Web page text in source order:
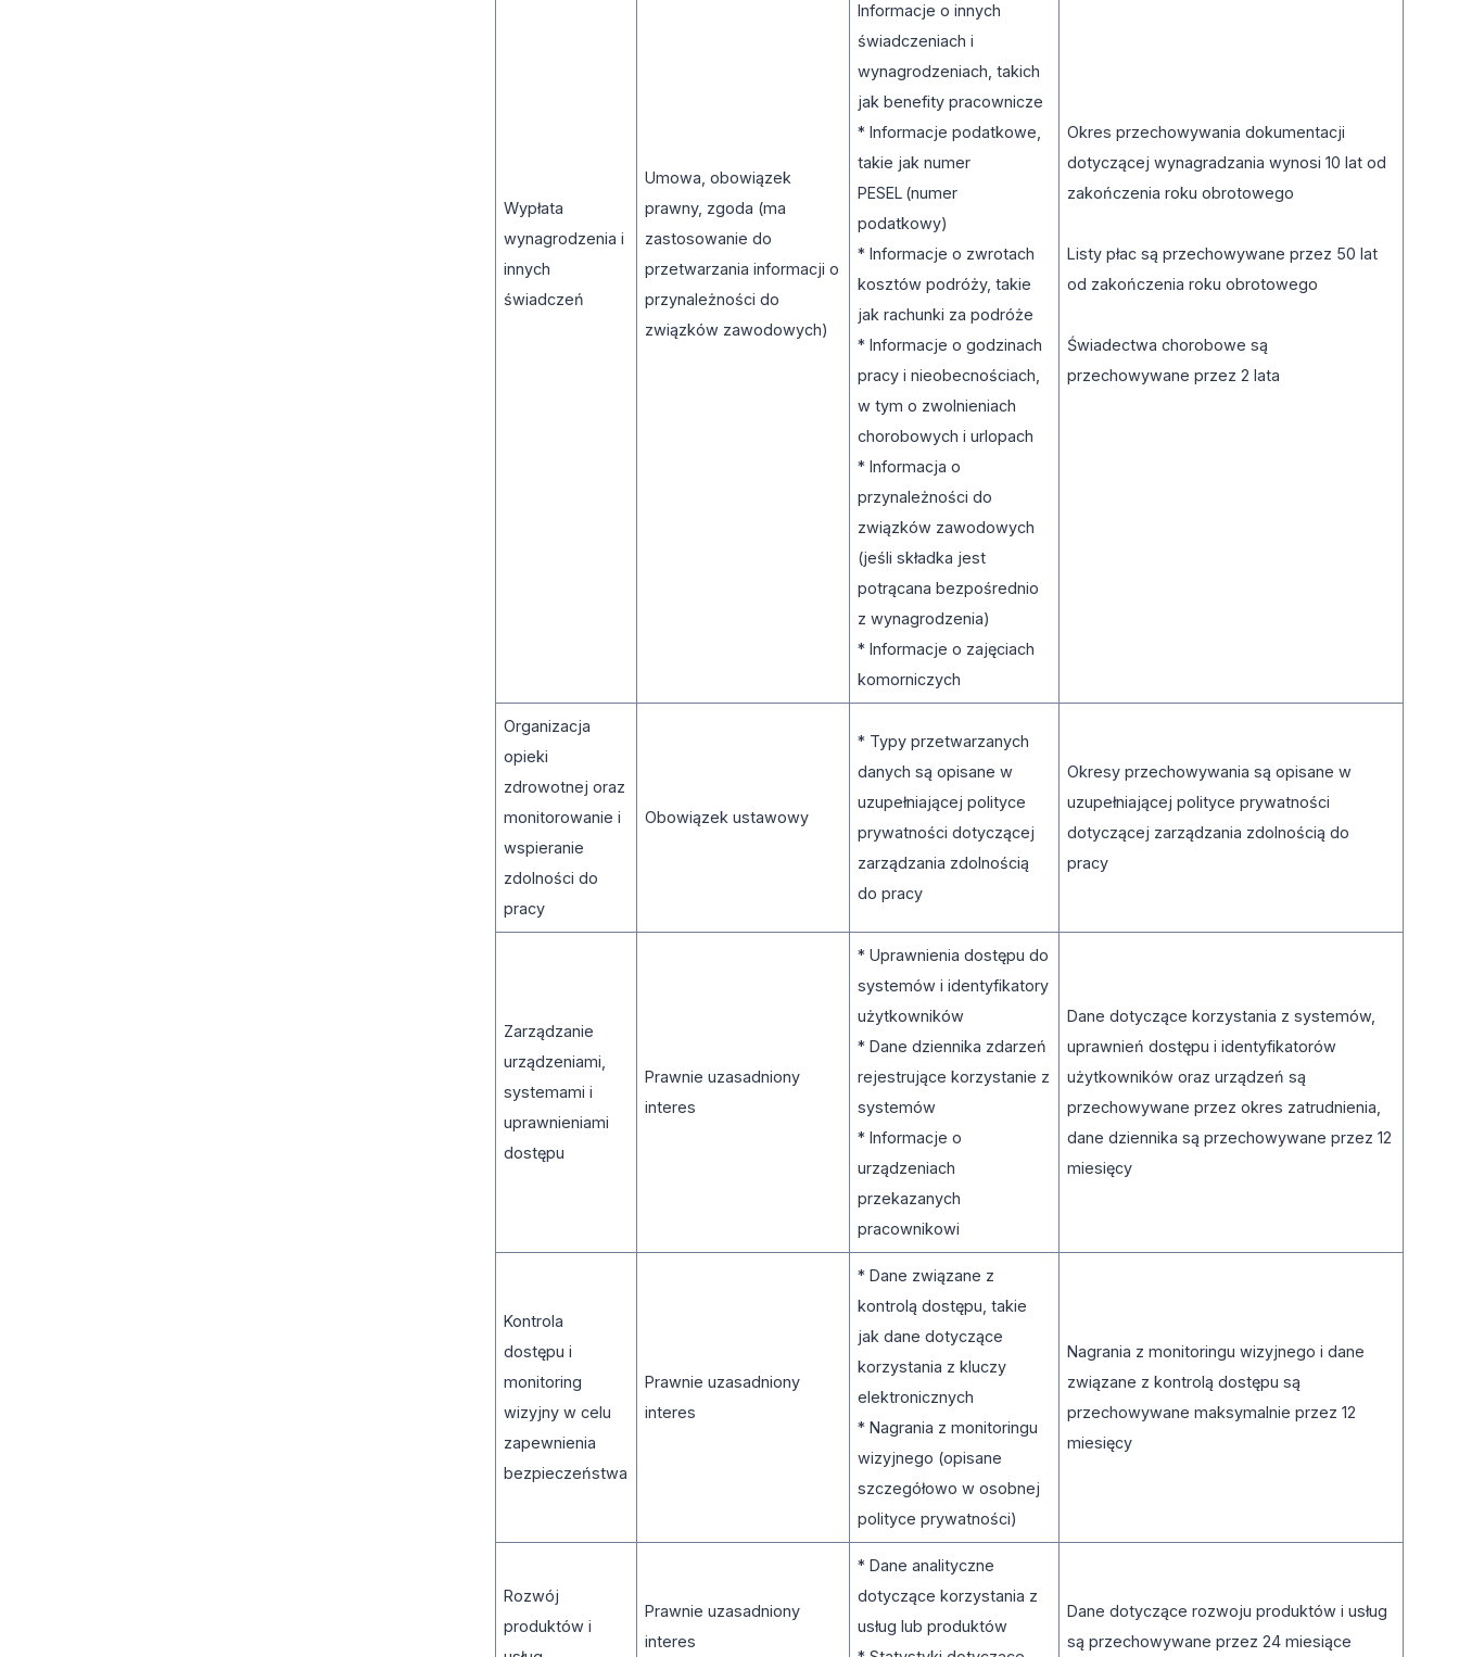
Wypłata
wynagrodzenia i
innych
świadczeń
Umowa, obowiązek
prawny, zgoda (ma
zastosowanie do
przetwarzania informacji o
przynależności do
związków zawodowych)
Informacje o innych
świadczeniach i
wynagrodzeniach, takich
jak benefity pracownicze
* Informacje podatkowe,
takie jak numer
PESEL (numer
podatkowy)
* Informacje o zwrotach
kosztów podróży, takie
jak rachunki za podróże
* Informacje o godzinach
pracy i nieobecnościach,
w tym o zwolnieniach
chorobowych i urlopach
* Informacja o
przynależności do
związków zawodowych
(jeśli składka jest
potrącana bezpośrednio
z wynagrodzenia)
* Informacje o zajęciach
komorniczych
Okres przechowywania dokumentacji
dotyczącej wynagradzania wynosi 10 lat od
zakończenia roku obrotowego
Listy płac są przechowywane przez 50 lat
od zakończenia roku obrotowego
Świadectwa chorobowe są
przechowywane przez 2 lata
Organizacja
opieki
zdrowotnej oraz
monitorowanie i
wspieranie
zdolności do
pracy
Obowiązek ustawowy
* Typy przetwarzanych
danych są opisane w
uzupełniającej polityce
prywatności dotyczącej
zarządzania zdolnością
do pracy
Okresy przechowywania są opisane w
uzupełniającej polityce prywatności
dotyczącej zarządzania zdolnością do
pracy
Zarządzanie
urządzeniami,
systemami i
uprawnieniami
dostępu
Prawnie uzasadniony
interes
* Uprawnienia dostępu do
systemów i identyfikatory
użytkowników
* Dane dziennika zdarzeń
rejestrujące korzystanie z
systemów
* Informacje o
urządzeniach
przekazanych
pracownikowi
Dane dotyczące korzystania z systemów,
uprawnień dostępu i identyfikatorów
użytkowników oraz urządzeń są
przechowywane przez okres zatrudnienia,
dane dziennika są przechowywane przez 12
miesięcy
Kontrola
dostępu i
monitoring
wizyjny w celu
zapewnienia
bezpieczeństwa
Prawnie uzasadniony
interes
* Dane związane z
kontrolą dostępu, takie
jak dane dotyczące
korzystania z kluczy
elektronicznych
* Nagrania z monitoringu
wizyjnego (opisane
szczegółowo w osobnej
polityce prywatności)
Nagrania z monitoringu wizyjnego i dane
związane z kontrolą dostępu są
przechowywane maksymalnie przez 12
miesięcy
Rozwój
produktów i
Prawnie uzasadniony
interes
* Dane analityczne
dotyczące korzystania z
usług lub produktów
Dane dotyczące rozwoju produktów i usług
są przechowywane przez 24 miesiące